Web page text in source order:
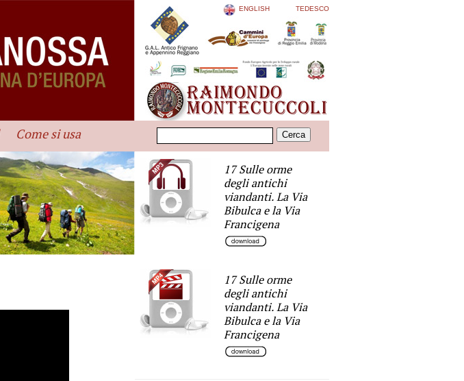
ENGLISH TEDESCO
Come si usa
17 Sulle orme
degli antichi
viandanti. La Via
Bibulca e la Via
Francigena
17 Sulle orme
degli antichi
viandanti. La Via
Bibulca e la Via
Francigena